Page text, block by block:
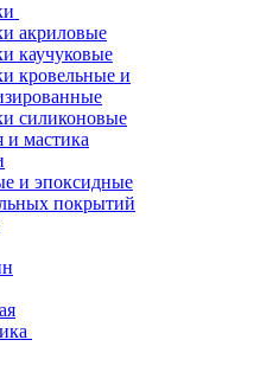
акриловые
каучуковые
кровельные и
силиконовые
и мастика
и эпоксидные
покрытий